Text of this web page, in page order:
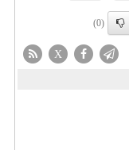
(0)
X